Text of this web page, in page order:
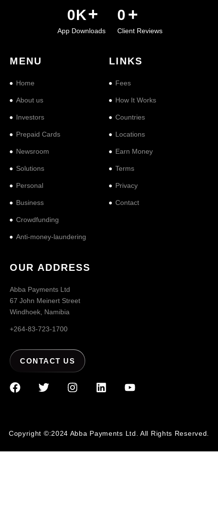
0K+
App Downloads
0 +
Client Reviews
MENU
Home
About us
Investors
Prepaid Cards
Newsroom
Solutions
Personal
Business
Crowdfunding
Anti-money-laundering
LINKS
Fees
How It Works
Countries
Locations
Earn Money
Terms
Privacy
Contact
OUR ADDRESS
Abba Payments Ltd
67 John Meinert Street
Windhoek, Namibia
+264-83-723-1700
CONTACT US
Copyright ©:2024 Abba Payments Ltd. All Rights Reserved.